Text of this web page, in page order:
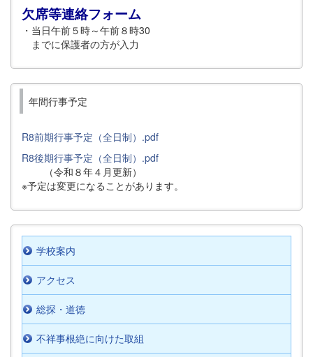
欠席等連絡フォーム
・当日午前５時～午前８時30
までに保護者の方が入力
年間行事予定
R8前期行事予定（全日制）.pdf
R8後期行事予定（全日制）.pdf
（令和８年４月更新）
※予定は変更になることがあります。
学校案内
アクセス
総探・道徳
不祥事根絶に向けた取組